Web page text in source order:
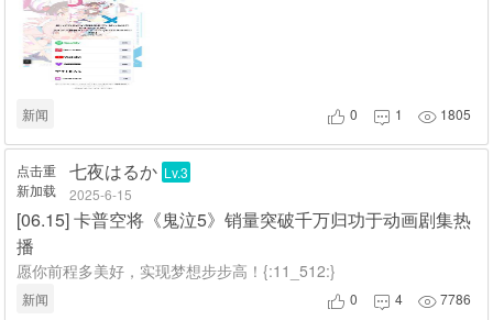
新闻  0  1  1805
点击重
新加载
七夜はるか Lv.3
2025-6-15
[06.15] 卡普空将《鬼泣5》销量突破千万归功于动画剧集热
播
愿你前程多美好，实现梦想步步高！{:11_512:}
新闻  0  4 7786